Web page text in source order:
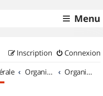
Menu
Connexion
Inscription
Organisation de sorties & Recherche de partenaires Organisation de sorties en région Auvergne